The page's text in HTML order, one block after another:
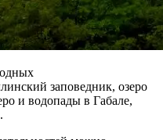
заповедник, озеро
и водопады в Габале,